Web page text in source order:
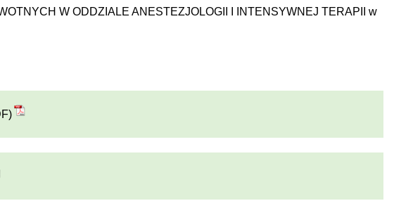
W ODDZIALE ANESTEZJOLOGII I INTENSYWNEJ TERAPII w